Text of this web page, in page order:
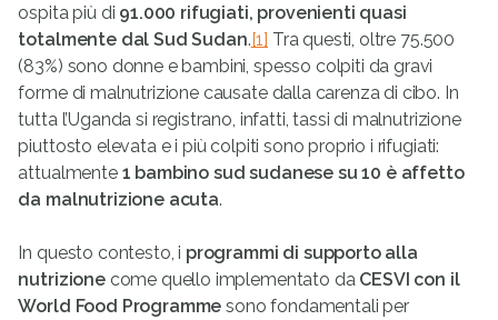
ospita più di 91.000 rifugiati, provenienti quasi
totalmente dal Sud Sudan.[1] Tra questi, oltre 75.500
(83%) sono donne e bambini, spesso colpiti da gravi
forme di malnutrizione causate dalla carenza di cibo. In
tutta l’Uganda si registrano, infatti, tassi di malnutrizione
piuttosto elevata e i più colpiti sono proprio i rifugiati:
attualmente 1 bambino sud sudanese su 10 è affetto
da malnutrizione acuta.
In questo contesto, i programmi di supporto alla
nutrizionecome quello implementato da CESVI con il
World Food Programme sono fondamentali per